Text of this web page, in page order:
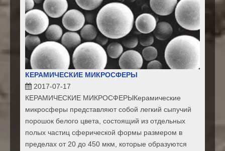
КЕРАМИЧЕСКИЕ МИКРОСФЕРЫ
2017-07-17
КЕРАМИЧЕСКИЕ МИКРОСФЕРЫКерамические
микросферы представляют собой легкий сыпучий
порошок белого цвета, состоящий из отдельных
полых частиц сферической формы размером в
пределах от 20 до 450 мкм, которые образуются